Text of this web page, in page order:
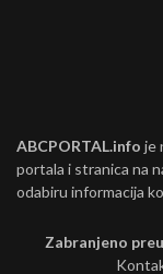
ABCPORTAL.info je
portala i stranica na
odabiru informacija
Zabranjeno